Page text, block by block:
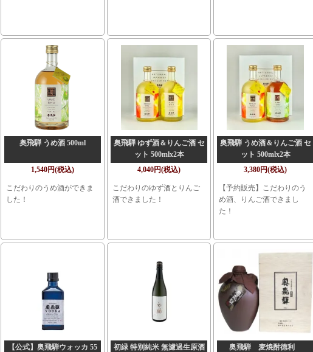
奥飛騨 うめ酒 500ml
1,540円(税込)
こだわりのうめ酒ができま
した！
奥飛騨 ゆず酒＆りんご酒 セ
ット 500mlx2本
4,040円(税込)
こだわりのゆず酒とりんご
酒できました！
奥飛騨 うめ酒＆りんご酒 セ
ット 500mlx2本
3,380円(税込)
【予約販売】こだわりのう
め酒、りんご酒できまし
た！
【公式】奥飛騨ウォッカ 55
初緑 特別純米 無濾過生原酒
奥飛騨 麦焼酎徳利